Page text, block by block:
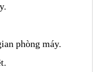
phòng máy.